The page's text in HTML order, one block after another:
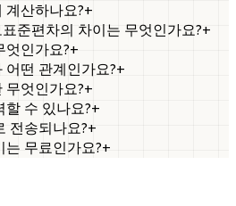
계산하나요?+
준편차의 차이는 무엇인가요?+
엇인가요?+
어떤 관계인가요?+
무엇인가요?+
할 수 있나요?+
전송되나요?+
는 무료인가요?+